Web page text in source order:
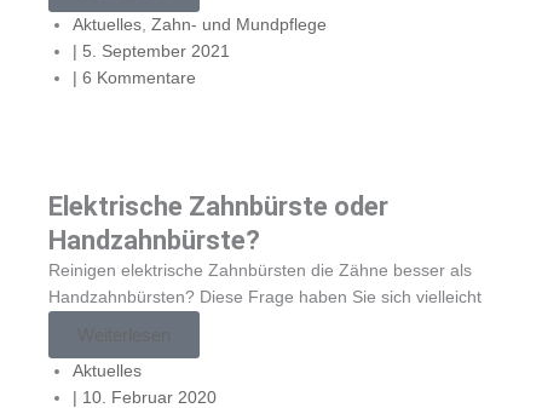
Aktuelles, Zahn- und Mundpflege
5. September 2021
6 Kommentare
Elektrische Zahnbürste oder
Handzahnbürste?
Reinigen elektrische Zahnbürsten die Zähne besser als
Handzahnbürsten? Diese Frage haben Sie sich vielleicht
Weiterlesen
Aktuelles
| 10. Februar 2020